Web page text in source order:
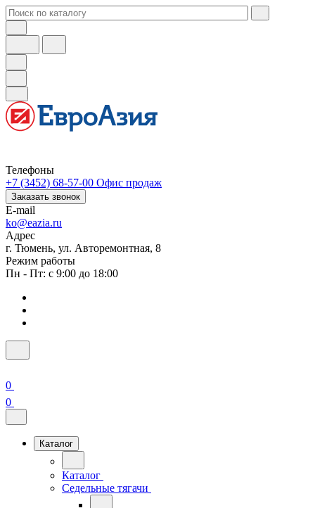
Телефоны
+7 (3452) 68-57-00 Офис продаж
Заказать звонок
E-mail
ko@eazia.ru
Адрес
г. Тюмень, ул. Авторемонтная, 8
Режим работы
Пн - Пт: с 9:00 до 18:00
0
0
Каталог
Каталог
Седельные тягачи